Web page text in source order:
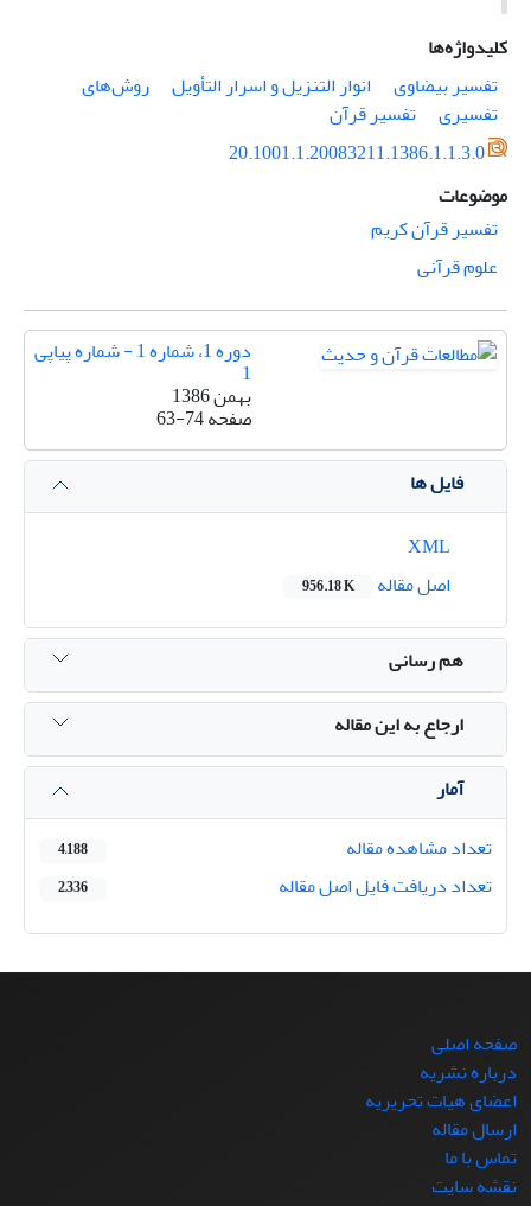
کلیدواژه‌ها
تفسیر بیضاوی
انوار التنزیل و اسرار التأویل
روش‌های
تفسیری
تفسیر قرآن
20.1001.1.20083211.1386.1.1.3.0
موضوعات
تفسیر قرآن کریم
علوم قرآنی
دوره 1، شماره 1 - شماره پیاپی
1
بهمن 1386
صفحه63-74
فایل ها
اصل مقاله
956.18 K
هم رسانی
ارجاع به این مقاله
آمار
تعداد مشاهده مقاله
4,188
تعداد دریافت فایل اصل مقاله 2,336
صفحه اصلی
درباره نشریه
اعضای هیات تحریریه
ارسال مقاله
تماس با ما
نقشه سایت